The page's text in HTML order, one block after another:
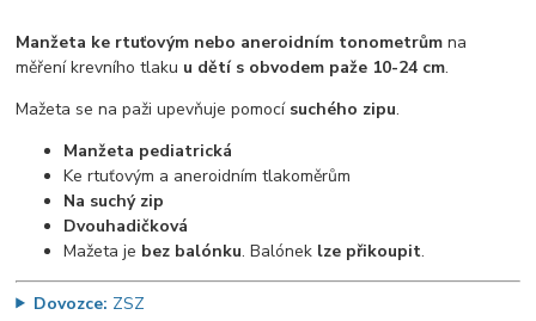
Manžeta ke rtuťovým nebo aneroidním tonometrům na
měření krevního tlaku u dětí s obvodem paže 10-24 cm.
Mažeta se na paži upevňuje pomocí suchého zipu.
Manžeta pediatrická
Ke rtuťovým a aneroidním tlakoměrům
Na suchý zip
Dvouhadičková
Mažeta je bez balónku. Balónek lze přikoupit.
Dovozce: ZSZ